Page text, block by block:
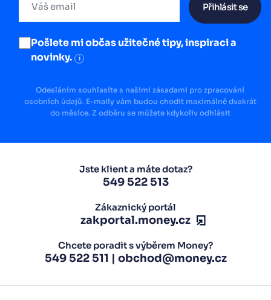
Přihlásit se
Pošlete mi občas užitečné tipy, inspiraci a
novinky.
i
Odesláním souhlasíte s našimi zásadami pro zpracování
osobních údajů. E-maily vám budou chodit maximálně dvakrát
do měsíce. Z odběru se můžete kdykoliv odhlásit
Jste klient a máte dotaz?
549 522 513
Zákaznický portál
zakportal.money.cz
Chcete poradit s výběrem Money?
549 522 511 | obchod@money.cz